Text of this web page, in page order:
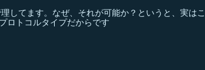
してます。なぜ、それが可能か？というと、実はこ
ロトコルタイプだからです